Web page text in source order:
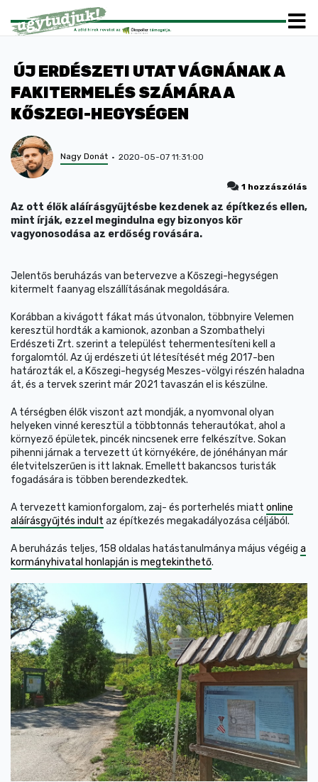
ÚJ ERDÉSZETI UTAT VÁGNÁNAK A
FAKITERMELÉS SZÁMÁRA A
KŐSZEGI-HEGYSÉGEN
Nagy Donát 2020-05-07 11:31:00
1 hozzászólás
Az ott élők aláírásgyűjtésbe kezdenek az építkezés ellen,
mint írják, ezzel megindulna egy bizonyos kör
vagyonosodása az erdőség rovására.
Jelentős beruházás van betervezve a Kőszegi-hegységen
kitermelt faanyag elszállításának megoldására.
Korábban a kivágott fákat más útvonalon, többnyire Velemen
keresztül hordták a kamionok, azonban a Szombathelyi
Erdészeti Zrt. szerint a települést tehermentesíteni kell a
forgalomtól. Az új erdészeti út létesítését még 2017-ben
határozták el, a Kőszegi-hegység Meszes-völgyi részén haladna
át, és a tervek szerint már 2021 tavaszán el is készülne.
A térségben élők viszont azt mondják, a nyomvonal olyan
helyeken vinné keresztül a többtonnás teherautókat, ahol a
környező épületek, pincék nincsenek erre felkészítve. Sokan
pihenni járnak a tervezett út környékére, de jónéhányan már
életvitelszerűen is itt laknak. Emellett bakancsos turisták
fogadására is többen berendezkedtek.
A tervezett kamionforgalom, zaj- és porterhelés miatt online
aláírásgyűjtés indult az építkezés megakadályozása céljából.
A beruházás teljes, 158 oldalas hatástanulmánya május végéig a
kormányhivatal honlapján is megtekinthető.